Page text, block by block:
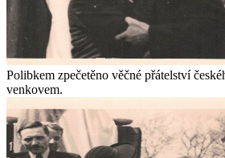
Polibkem zpečetěno věčné přátelství
venkovem.